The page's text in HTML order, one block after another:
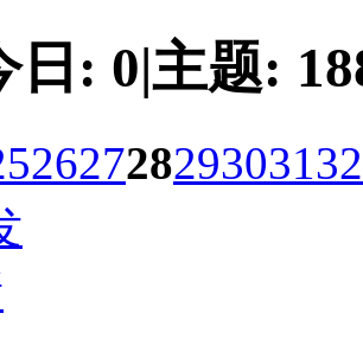
日: 0|主题:
26272829303132